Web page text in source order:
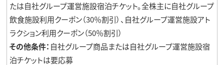
たは自社グループ運営施設宿泊チケット。全株主に自社グループ
飲食施設利用クーポン（30％割引）、自社グループ運営施設アト
ラクション利用クーポン（50％割引）
その他条件： 自社グループ商品または自社グループ運営施設宿
泊チケットは要応募